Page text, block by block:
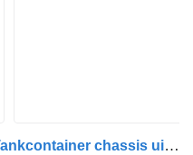
Van Hool 3B0070,ADR,VLG Tankcontainer chassis uitschuifbaar,2X20 30 40 vo